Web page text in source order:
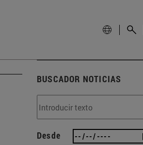
BUSCADOR NOTICIAS
Desde